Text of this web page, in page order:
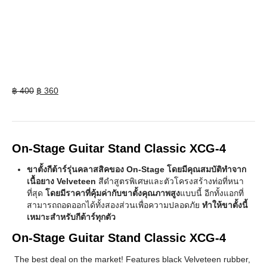
฿400 Original
฿ 360Current
On-Stage Guitar Stand Classic XCG-4
ขาตั้งกีต้าร์รุ่นคลาสสิคของ On-Stage โดยมีคุณสมบัติทำจาก
เนื้อยาง Velveteen สีดำสูตรพิเศษและตัวโครงสร้างท่อที่หนา
ที่สุด โดยมีราคาที่คุ้มค่ากับขาตั้งคุณภาพสูงแบบนี้ อีกทั้งแอกที่
สามารถถอดออกได้ทั้งสองส่วนเพื่อความปลอดภัย ทำให้ขาตั้งนี้
เหมาะสำหรับกีต้าร์ทุกตัว
On-Stage Guitar Stand Classic XCG-4
The best deal on the market! Features black Velveteen rubber,